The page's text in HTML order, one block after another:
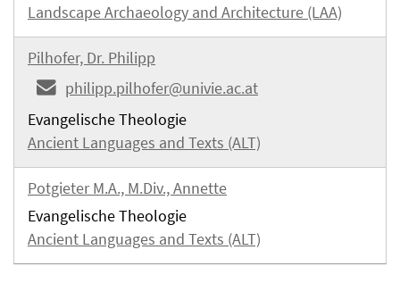
Landscape Archaeology and Architecture (LAA)
Pilhofer, Dr. Philipp
philipp.pilhofer@univie.ac.at
Evangelische Theologie
Ancient Languages and Texts (ALT)
Potgieter M.A., M.Div., Annette
Evangelische Theologie
Ancient Languages and Texts (ALT)